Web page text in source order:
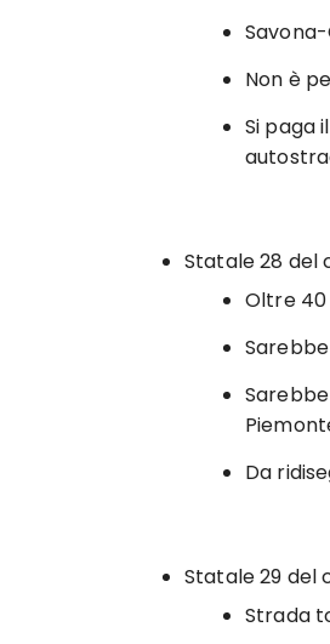
Non è
Si paga
Statale 28 del
Oltre
Da
Statale 29 del
Strada